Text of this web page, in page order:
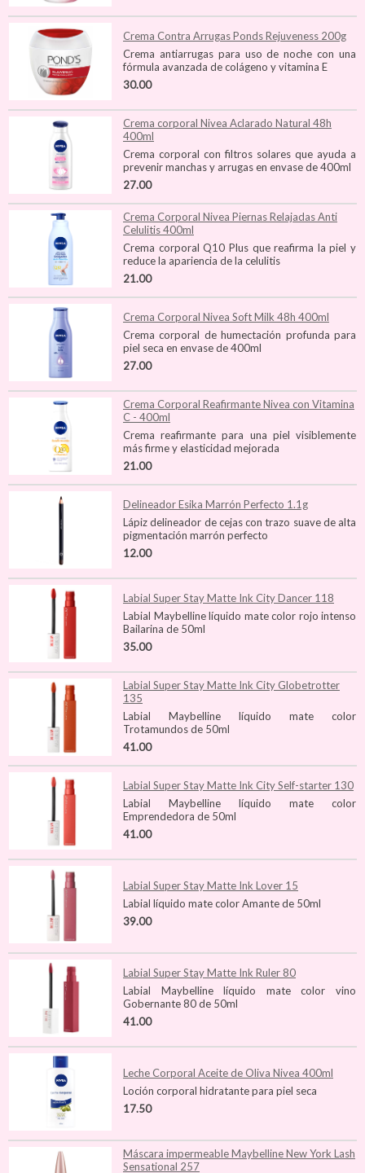
Crema Contra Arrugas Ponds Rejuveness 200g
Crema antiarrugas para uso de noche con una
fórmula avanzada de colágeno y vitamina E
30.00
Crema corporal Nivea Aclarado Natural 48h
400ml
Crema corporal con filtros solares que ayuda a
prevenir manchas y arrugas en envase de 400ml
27.00
Crema Corporal Nivea Piernas Relajadas Anti
Celulitis 400ml
Crema corporal Q10 Plus que reafirma la piel y
reduce la apariencia de la celulitis
21.00
Crema Corporal Nivea Soft Milk 48h 400ml
Crema corporal de humectación profunda para
piel seca en envase de 400ml
27.00
Crema Corporal Reafirmante Nivea con Vitamina
C - 400ml
Crema reafirmante para una piel visiblemente
más firme y elasticidad mejorada
21.00
Delineador Esika Marrón Perfecto 1.1g
Lápiz delineador de cejas con trazo suave de alta
pigmentación marrón perfecto
12.00
Labial Super Stay Matte Ink City Dancer 118
Labial Maybelline líquido mate color rojo intenso
Bailarina de 50ml
35.00
Labial Super Stay Matte Ink City Globetrotter
135
Labial Maybelline líquido mate color
Trotamundos de 50ml
41.00
Labial Super Stay Matte Ink City Self-starter 130
Labial Maybelline líquido mate color
Emprendedora de 50ml
41.00
Labial Super Stay Matte Ink Lover 15
Labial líquido mate color Amante de 50ml
39.00
Labial Super Stay Matte Ink Ruler 80
Labial Maybelline líquido mate color vino
Gobernante 80 de 50ml
41.00
Leche Corporal Aceite de Oliva Nivea 400ml
Loción corporal hidratante para piel seca
17.50
Máscara impermeable Maybelline New York Lash
Sensational 257